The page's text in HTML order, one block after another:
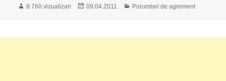
8.760 vizualizari
Publicat
09.04.2011 Categorii
Porumbei de agrement